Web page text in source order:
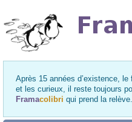
Après 15 années d’existence,
et les curieux, il reste toujours
Framacolibri qui prend la